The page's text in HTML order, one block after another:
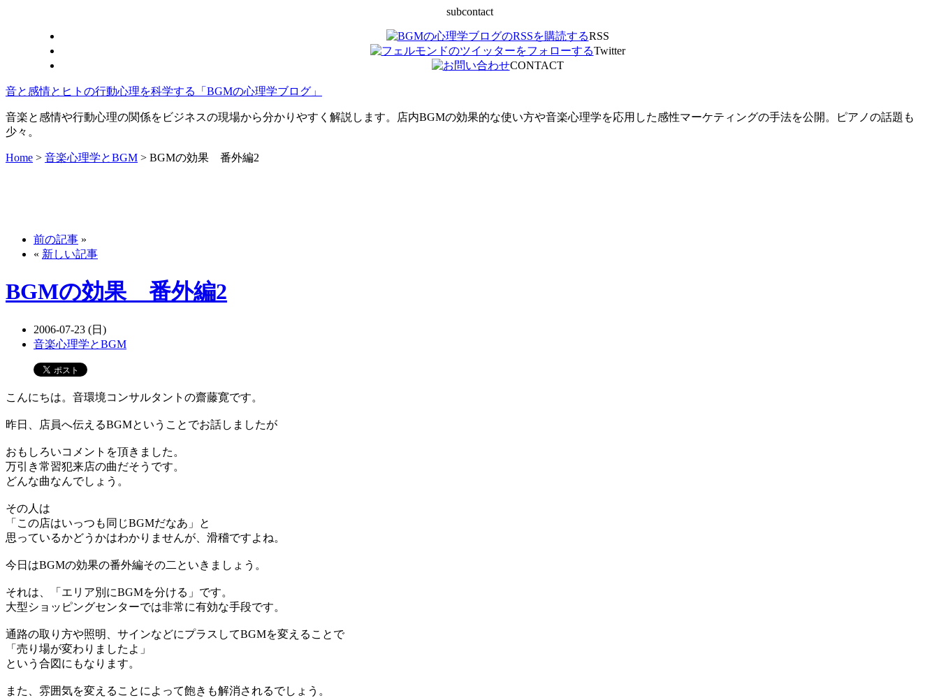
subcontact
RSS
Twitter
CONTACT
音と感情とヒトの行動心理を科学する「BGMの心理学ブログ」
音楽と感情や行動心理の関係をビジネスの現場から分かりやすく解説します。店内BGMの効果的な使い方や音楽心理学を応用した感性マーケティングの手法を公開。ピアノの話題も
少々。
Home > 音楽心理学とBGM > BGMの効果 番外編2
前の記事 »
« 新しい記事
BGMの効果 番外編2
2006-07-23 (日)
音楽心理学とBGM
こんにちは。音環境コンサルタントの齋藤寛です。
昨日、店員へ伝えるBGMということでお話しましたが
おもしろいコメントを頂きました。
万引き常習犯来店の曲だそうです。
どんな曲なんでしょう。
その人は
「この店はいっつも同じBGMだなあ」と
思っているかどうかはわかりませんが、滑稽ですよね。
今日はBGMの効果の番外編その二といきましょう。
それは、「エリア別にBGMを分ける」です。
大型ショッピングセンターでは非常に有効な手段です。
通路の取り方や照明、サインなどにプラスしてBGMを変えることで
「売り場が変わりましたよ」
という合図にもなります。
また、雰囲気を変えることによって飽きも解消されるでしょう。